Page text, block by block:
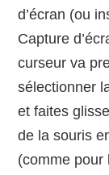
d’écran (ou
Capture
curseur va
sélectionner
et faites
de la souris
(comme pour